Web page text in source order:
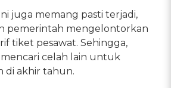
juga memang pasti terjadi,
pemerintah mengelontorkan
tiket pesawat. Sehingga,
celah lain untuk
di akhir tahun.